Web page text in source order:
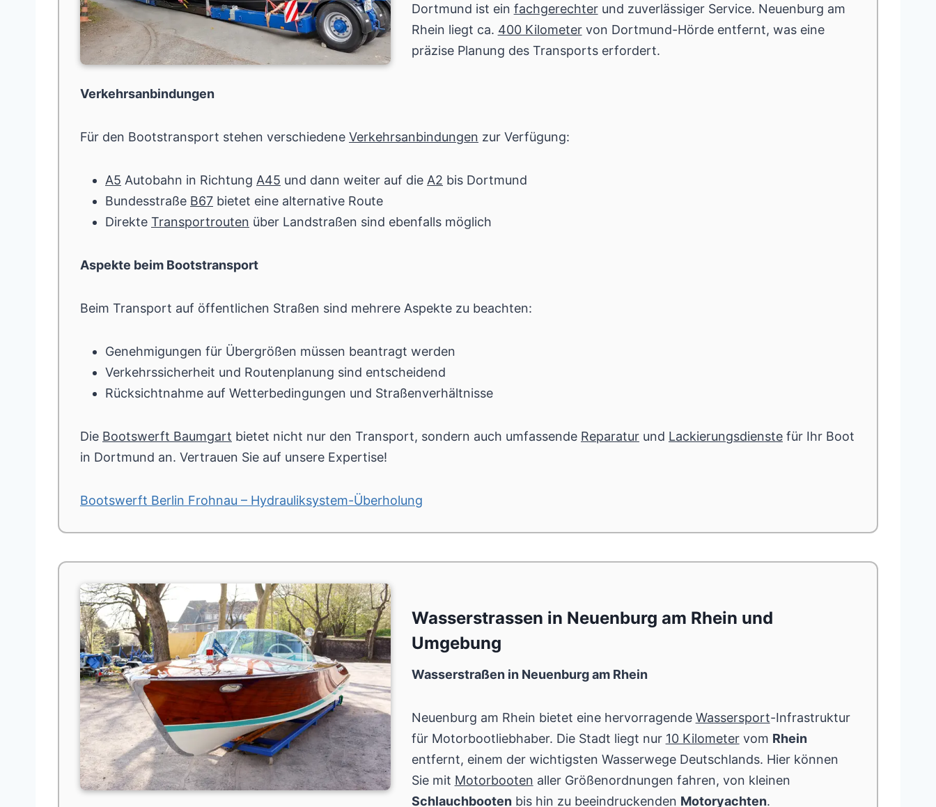
Dortmund ist ein fachgerechterund zuverlässiger Service. Neuenburg am
Rhein liegt ca. 400 Kilometervon Dortmund-Hörde entfernt, was eine
präzise Planung des Transports erfordert.
Verkehrsanbindungen
Für den Bootstransport stehen verschiedene Verkehrsanbindungen zur Verfügung:
A5 Autobahn in Richtung A45 und dann weiter auf die A2 bis Dortmund
Bundesstraße B67 bietet eine alternative Route
Direkte Transportrouten über Landstraßen sind ebenfalls möglich
Aspekte beim Bootstransport
Beim Transport auf öffentlichen Straßen sind mehrere Aspekte zu beachten:
Genehmigungen für Übergrößen müssen beantragt werden
Verkehrssicherheit und Routenplanung sind entscheidend
Rücksichtnahme auf Wetterbedingungen und Straßenverhältnisse
Die Bootswerft Baumgart bietet nicht nur den Transport, sondern auch umfassende Reparatur und Lackierungsdienste für Ihr Boot
in Dortmund an. Vertrauen Sie auf unsere Expertise!
Bootswerft Berlin Frohnau – Hydrauliksystem-Überholung
Wasserstrassen in Neuenburg am Rhein und
Umgebung
Wasserstraßen in Neuenburg am Rhein
Neuenburg am Rhein bietet eine hervorragende Wassersport-Infrastruktur
für Motorbootliebhaber. Die Stadt liegt nur 10 Kilometervom Rhein
entfernt, einem der wichtigsten Wasserwege Deutschlands. Hier können
Sie mit Motorbooten aller Größenordnungen fahren, von kleinen
Schlauchbootenbis hin zu beeindruckenden Motoryachten.